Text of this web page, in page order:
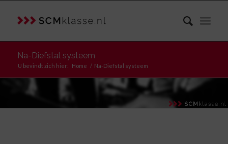
Na-Diefstal systeem
U bevindt zich hier: Home / Na-Diefstal systeem